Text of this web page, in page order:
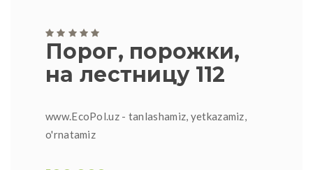
Порог, порожки,
на лестницу 112
www.EcoPol.uz - tanlashamiz, yetkazamiz,
o'rnatamiz